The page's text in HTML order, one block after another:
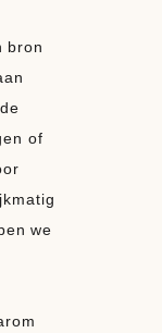
bron
of
we